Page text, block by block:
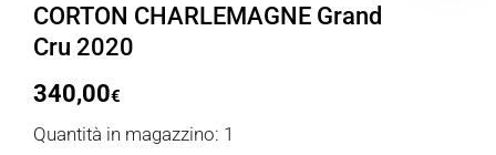
CORTON CHARLEMAGNE Grand
Cru 2020
340,00€
Quantità in magazzino: 1